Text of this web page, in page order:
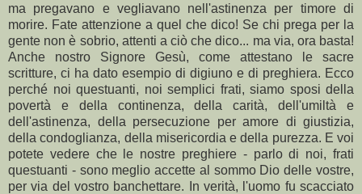
ma pregavano e vegliavano nell'astinenza per timore di
morire. Fate attenzione a quel che dico! Se chi prega per la
gente non è sobrio, attenti a ciò che dico... ma via, ora basta!
Anche nostro Signore Gesù, come attestano le sacre
scritture, ci ha dato esempio di digiuno e di preghiera. Ecco
perché noi questuanti, noi semplici frati, siamo sposi della
povertà e della continenza, della carità, dell'umiltà e
dell'astinenza, della persecuzione per amore di giustizia,
della condoglianza, della misericordia e della purezza. E voi
potete vedere che le nostre preghiere - parlo di noi, frati
questuanti - sono meglio accette al sommo Dio delle vostre,
per via del vostro banchettare. In verità, l'uomo fu scacciato